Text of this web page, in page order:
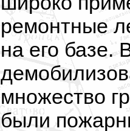
ремонтные
на его базе.
множество
были